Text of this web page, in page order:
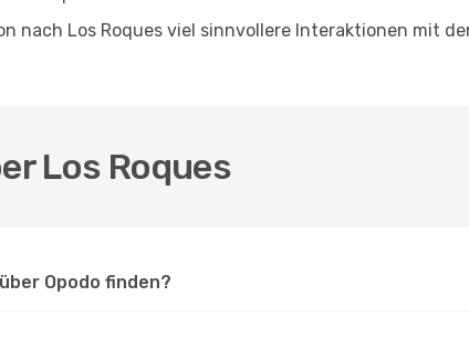
nach Los Roques viel sinnvollere Interaktionen mit
Los Roques
Opodo finden?